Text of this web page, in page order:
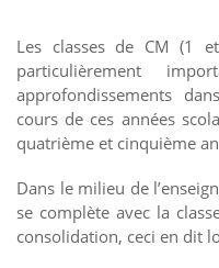
Les classes de CM (1
particulièrement
approfondissements
cours de ces années
quatrième et cinquième
Dans le milieu de
se complète avec la
consolidation, ceci en dit